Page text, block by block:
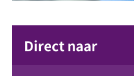
Direct naar